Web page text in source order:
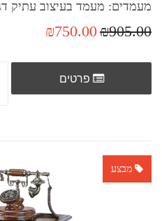
מעמדים: מעמד בעיצוב עתיק
₪905.00
₪750.00
פרטים
מבצע